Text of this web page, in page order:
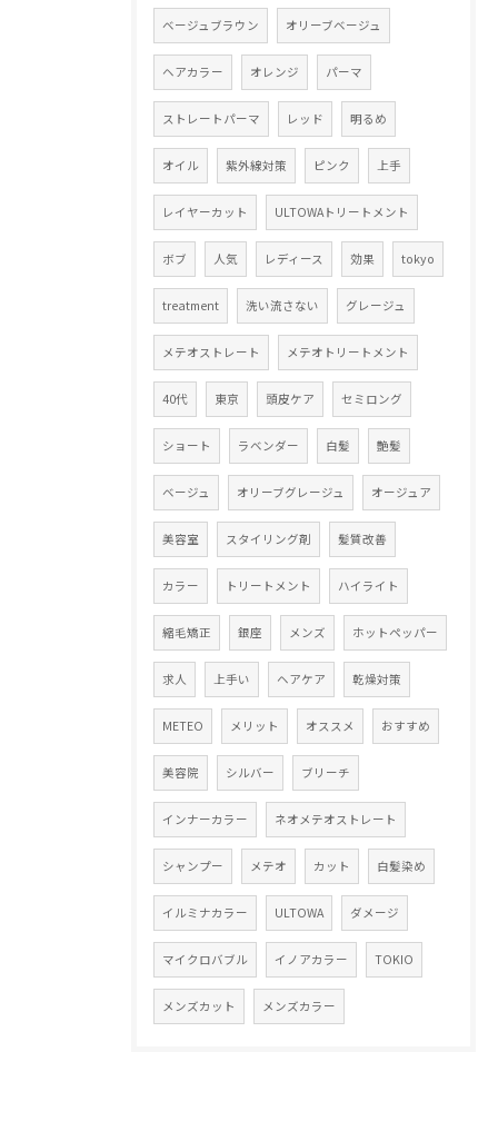
ベージュブラウン オリーブベージュ
ヘアカラー オレンジ パーマ
ストレートパーマ レッド 明るめ
オイル 紫外線対策 ピンク 上手
レイヤーカット ULTOWAトリートメント
ボブ 人気 レディース 効果 tokyo
treatment 洗い流さない グレージュ
メテオストレート メテオトリートメント
40代 東京 頭皮ケア セミロング
ショート ラベンダー 白髪 艶髪
ベージュ オリーブグレージュ オージュア
美容室 スタイリング剤 髪質改善
カラー トリートメント ハイライト
縮毛矯正 銀座 メンズ ホットペッパー
求人 上手い ヘアケア 乾燥対策
METEO メリット オススメ おすすめ
美容院 シルバー ブリーチ
インナーカラー ネオメテオストレート
シャンプー メテオ カット 白髪染め
イルミナカラー ULTOWA ダメージ
マイクロバブル イノアカラー TOKIO
メンズカット メンズカラー